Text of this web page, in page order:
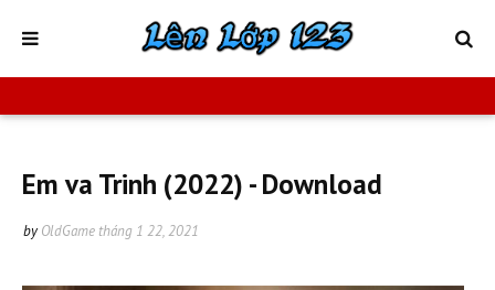
Em va Trinh (2022) - Download
by OldGame tháng 1 22, 2021